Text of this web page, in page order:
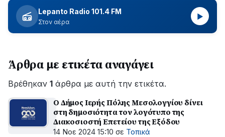
τα
μεγάλα
έργα
Lepanto Radio 101.4 FM
Στον αέρα
▶
Άρθρα με ετικέτα αναγάγει
Βρέθηκαν 1 άρθρα με αυτή την ετικέτα.
Ο Δήμος Ιερής Πόλης Μεσολογγίου δίνει
στη δημοσιότητα τον λογότυπο της
Διακοσιοστή Επετείου της Εξόδου
14 Νοε 2024 15:10 σε Τοπικά